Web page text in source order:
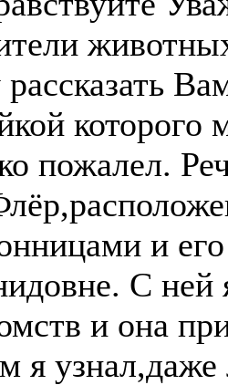
рассказать
которого
пожалел.
и
С ней
и она
я